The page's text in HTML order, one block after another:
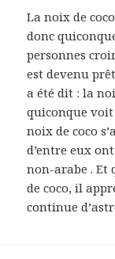
La noix de
donc
personnes
est devenu
a été dit : la
quiconque
noix de coco
d’entre eux
non-arabe . Et
de coco, il
continue